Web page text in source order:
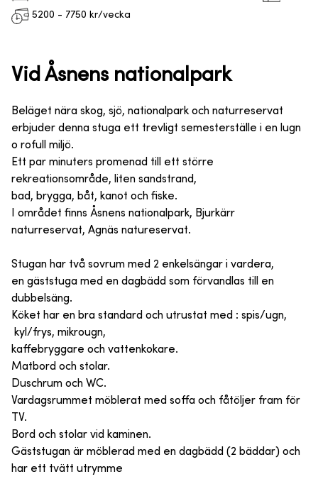
5200 - 7750 kr/vecka
Vid Åsnens nationalpark
Beläget nära skog, sjö, nationalpark och naturreservat
erbjuder denna stuga ett trevligt semesterställe i en lugn
o rofull miljö.
Ett par minuters promenad till ett större
rekreationsområde, liten sandstrand,
bad, brygga, båt, kanot och fiske.
I området finns Åsnens nationalpark, Bjurkärr
naturreservat, Agnäs natureservat.
Stugan har två sovrum med 2 enkelsängar i vardera,
en gäststuga med en dagbädd som förvandlas till en
dubbelsäng.
Köket har en bra standard och utrustat med : spis/ugn,
kyl/frys, mikrougn,
kaffebryggare och vattenkokare.
Matbord och stolar.
Duschrum och WC.
Vardagsrummet möblerat med soffa och fåtöljer fram för
TV.
Bord och stolar vid kaminen.
Gäststugan är möblerad med en dagbädd (2 bäddar) och
har ett tvätt utrymme